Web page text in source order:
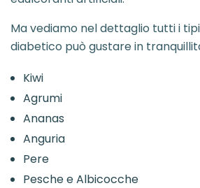
Ma vediamo nel dettaglio tutti i
diabetico può gustare in
Kiwi
Agrumi
Ananas
Anguria
Pere
Pesche e Albicocche